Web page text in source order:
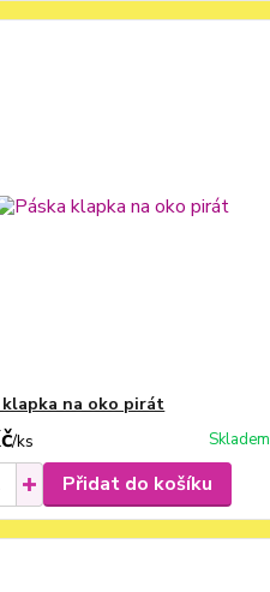
klapka na oko pirát
/ks Skladem
Přidat do košíku